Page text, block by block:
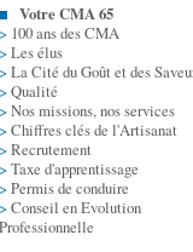
Votre CMA 65
> 100 ans des CMA
> Les élus
> La Cité du Goût et des
> Qualité
> Nos missions, nos services
> Chiffres clés de l'Artisanat
> Recrutement
> Taxe d'apprentissage
> Permis de conduire
> Conseil en Evolution
Professionnelle